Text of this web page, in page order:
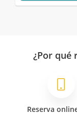
¿Por qué
Reserva